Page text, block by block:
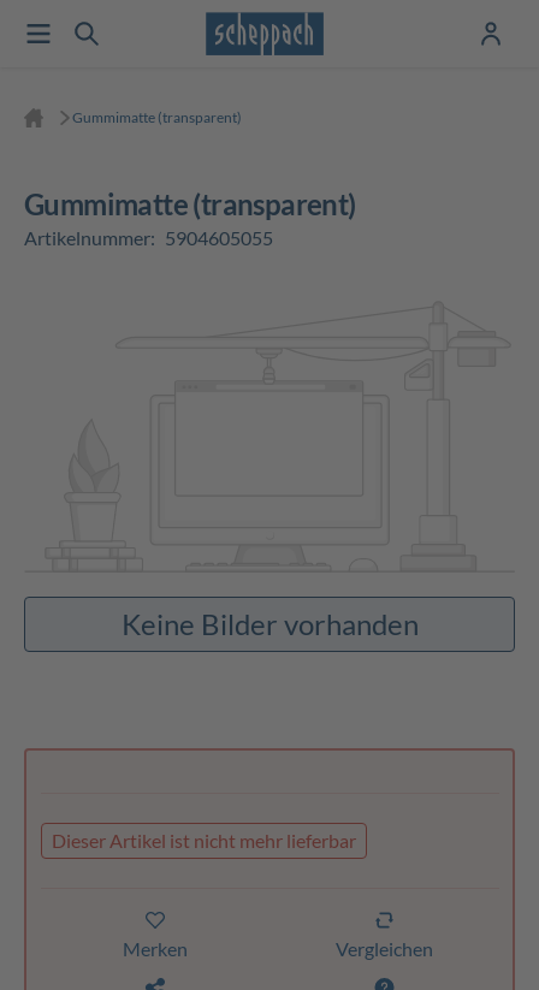
Gummimatte (transparent)
Gummimatte (transparent)
Artikelnummer: 5904605055
Keine Bilder vorhanden
Dieser Artikel ist nicht mehr lieferbar
Merken Vergleichen